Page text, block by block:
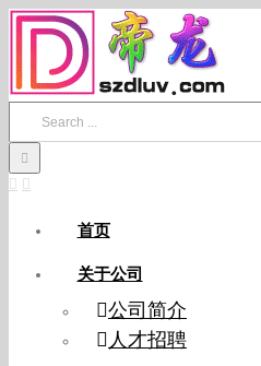
Skip
content
首页
关于公司
公司简介
人才招聘